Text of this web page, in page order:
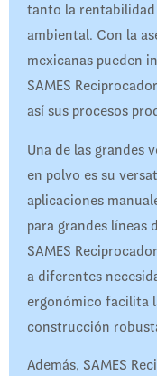
tanto la
ambiental. Con la
mexicanas pueden
SAMES
así sus procesos
Una de las grandes
en polvo es su
aplicaciones
para grandes líneas
SAMES
a diferentes
ergonómico facilita
construcción
Además, SAMES